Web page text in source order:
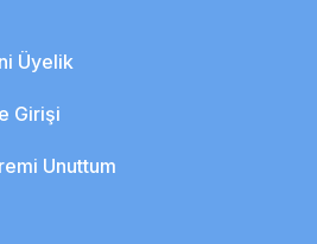
Üyelik
Girişi
Unuttum